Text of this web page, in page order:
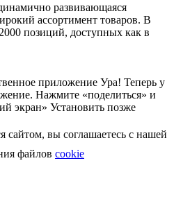
развивающаяся
ассортимент товаров. В
позиций, доступных как в
приложение Ура! Теперь у
Нажмите «поделиться» и
экран» Установить позже
сайтом, вы соглашаетесь с нашей
файлов cookie